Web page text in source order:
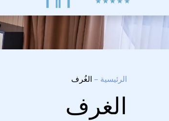
الرئيسية – الغُرف
الغرف